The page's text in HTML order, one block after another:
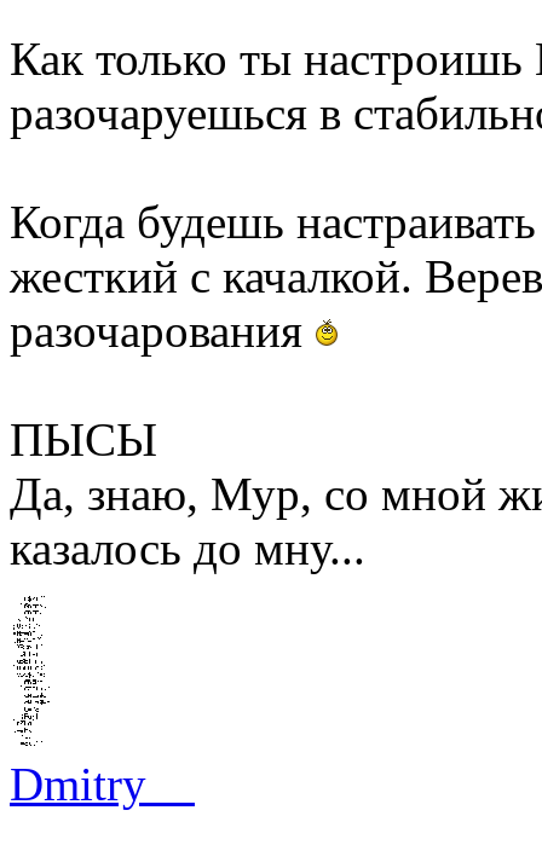
Как только ты
разочаруешься в
Когда будешь
жесткий с качалкой.
разочарования
ПЫСЫ
Да, знаю, Мур, со мной
казалось до мну...
Dmitry__